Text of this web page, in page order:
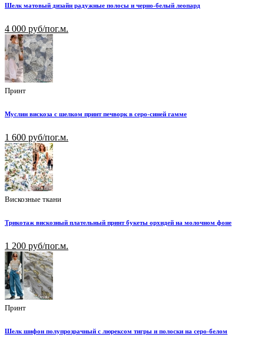
Шелк матовый дизайн радужные полосы и черно-белый леопард
4 000 руб/пог.м.
Принт
Муслин вискоза с шелком принт печворк в серо-синей гамме
1 600 руб/пог.м.
Вискозные ткани
Трикотаж вискозный плательный принт букеты орхидей на молочном фоне
1 200 руб/пог.м.
Принт
Шелк шифон полупрозрачный с люрексом тигры и полоски на серо-белом